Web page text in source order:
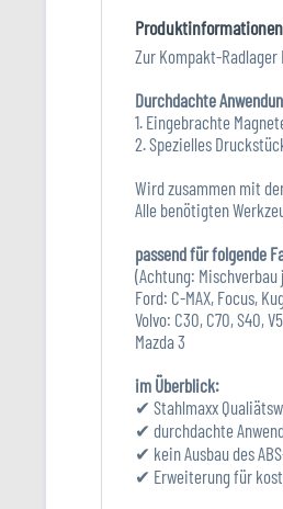
Zur Kompakt-Radlager
Durchdachte
1. Eingebrachte
2. Spezielles
Wird zusammen mit
Alle benötigten
passend für folgende
(Achtung:
Ford: C-MAX, Focus,
Volvo: C30, C70, S40,
Mazda 3
im Überblick:
✔ Stahlmaxx
✔ durchdachte
✔ kein Ausbau des
✔ Erweiterung für